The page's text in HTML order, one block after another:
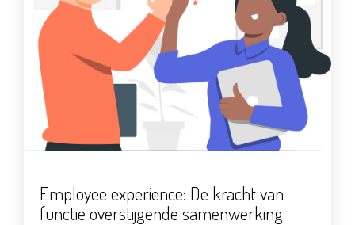
Employee experience: De kracht van
functie overstijgende samenwerking